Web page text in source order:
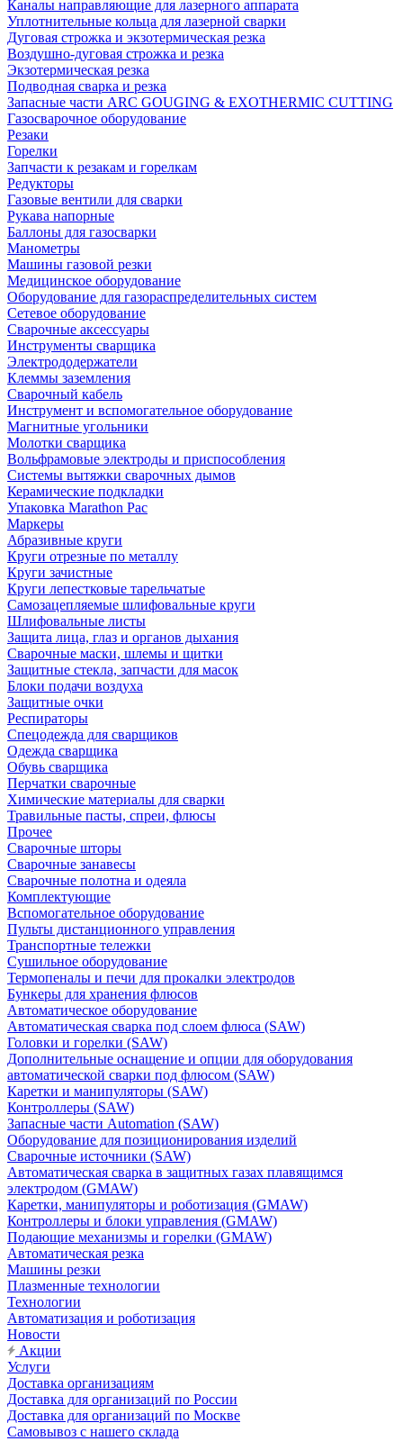
Каналы направляющие для лазерного аппарата
Уплотнительные кольца для лазерной сварки
Дуговая строжка и экзотермическая резка
Воздушно-дуговая строжка и резка
Экзотермическая резка
Подводная сварка и резка
Запасные части ARC GOUGING & EXOTHERMIC CUTTING
Газосварочное оборудование
Резаки
Горелки
Запчасти к резакам и горелкам
Редукторы
Газовые вентили для сварки
Рукава напорные
Баллоны для газосварки
Манометры
Машины газовой резки
Медицинское оборудование
Оборудование для газораспределительных систем
Сетевое оборудование
Сварочные аксессуары
Инструменты сварщика
Электрододержатели
Клеммы заземления
Сварочный кабель
Инструмент и вспомогательное оборудование
Магнитные угольники
Молотки сварщика
Вольфрамовые электроды и приспособления
Системы вытяжки сварочных дымов
Керамические подкладки
Упаковка Marathon Pac
Маркеры
Абразивные круги
Круги отрезные по металлу
Круги зачистные
Круги лепестковые тарельчатые
Самозацепляемые шлифовальные круги
Шлифовальные листы
Защита лица, глаз и органов дыхания
Сварочные маски, шлемы и щитки
Защитные стекла, запчасти для масок
Блоки подачи воздуха
Защитные очки
Респираторы
Спецодежда для сварщиков
Одежда сварщика
Обувь сварщика
Перчатки сварочные
Химические материалы для сварки
Травильные пасты, спреи, флюсы
Прочее
Сварочные шторы
Сварочные занавесы
Сварочные полотна и одеяла
Комплектующие
Вспомогательное оборудование
Пульты дистанционного управления
Транспортные тележки
Сушильное оборудование
Термопеналы и печи для прокалки электродов
Бункеры для хранения флюсов
Автоматическое оборудование
Автоматическая сварка под слоем флюса (SAW)
Головки и горелки (SAW)
Дополнительные оснащение и опции для оборудования
автоматической сварки под флюсом (SAW)
Каретки и манипуляторы (SAW)
Контроллеры (SAW)
Запасные части Automation (SAW)
Оборудование для позиционирования изделий
Сварочные источники (SAW)
Автоматическая сварка в защитных газах плавящимся
электродом (GMAW)
Каретки, манипуляторы и роботизация (GMAW)
Контроллеры и блоки управления (GMAW)
Подающие механизмы и горелки (GMAW)
Автоматическая резка
Машины резки
Плазменные технологии
Технологии
Автоматизация и роботизация
Новости
Акции
Услуги
Доставка организациям
Доставка для организаций по России
Доставка для организаций по Москве
Самовывоз с нашего склада